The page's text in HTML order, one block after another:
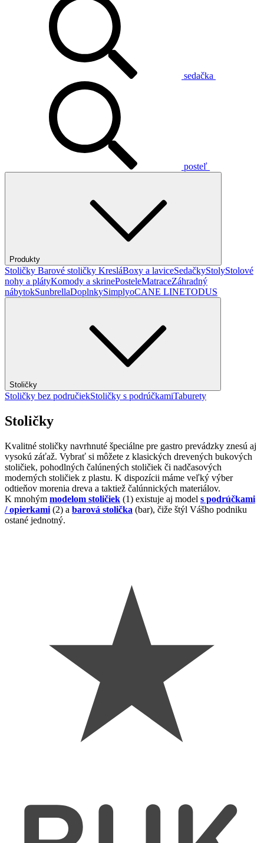
sedačka
posteľ
Produkty
Stoličky Barové stoličky KresláBoxy a laviceSedačkyStolyStolové
nohy a plátyKomody a skrinePosteleMatraceZáhradný
nábytokSunbrellaDoplnkySimplyoCANE LINETODUS
Stoličky
Stoličky bez područiekStoličky s podrúčkamiTaburety
Stoličky
Kvalitné stoličky navrhnuté špeciálne pre gastro prevádzky znesú aj
vysokú záťaž. Vybrať si môžete z klasických drevených bukových
stoličiek, pohodlných čalúnených stoličiek či nadčasových
moderných stoličiek z plastu. K dispozícii máme veľký výber
odtieňov morenia dreva a taktiež čalúnnických materiálov.
K mnohým modelom stoličiek (1) existuje aj model s podrúčkami
/ opierkami (2) a barová stolička (bar), čiže štýl Vášho podniku
ostané jednotný.